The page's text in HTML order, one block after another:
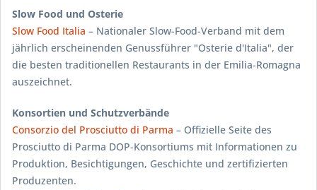
Slow Food und Osterie
Slow Food Italia – Nationaler Slow-Food-Verband mit dem
jährlich erscheinenden Genussführer "Osterie d'Italia", der
die besten traditionellen Restaurants in der Emilia-Romagna
auszeichnet.
Konsortien und Schutzverbände
Consorzio del Prosciutto di Parma – Offizielle Seite des
Prosciutto di Parma DOP-Konsortiums mit Informationen zu
Produktion, Besichtigungen, Geschichte und zertifizierten
Produzenten.